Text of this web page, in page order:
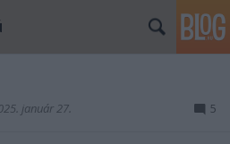
január 27. 5